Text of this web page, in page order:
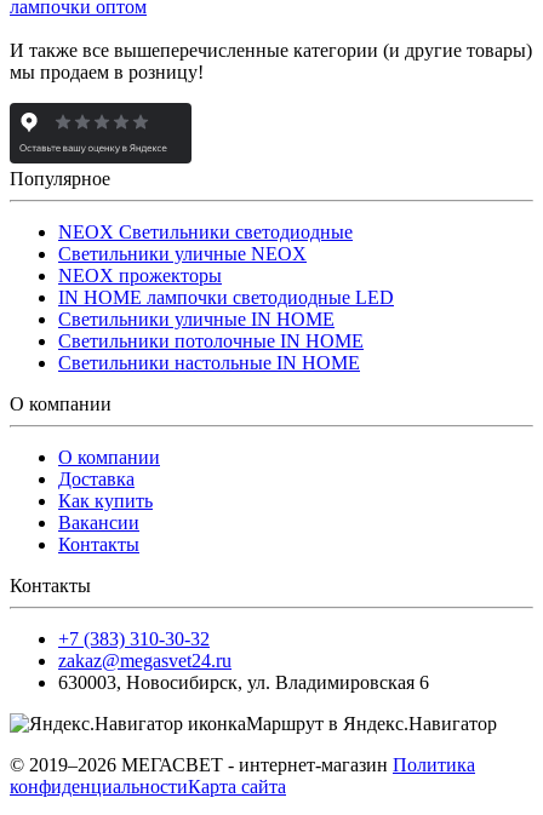
лампочки оптом
И также все вышеперечисленные категории (и другие товары)
мы продаем в розницу!
Популярное
NEOX Светильники светодиодные
Светильники уличные NEOX
NEOX прожекторы
IN HOME лампочки светодиодные LED
Светильники уличные IN HOME
Светильники потолочные IN HOME
Светильники настольные IN HOME
О компании
О компании
Доставка
Как купить
Вакансии
Контакты
Контакты
+7 (383) 310-30-32
zakaz@megasvet24.ru
630003, Новосибирск, ул. Владимировская 6
Маршрут в Яндекс.Навигатор
© 2019–2026 МЕГАСВЕТ - интернет-магазин Политика
конфиденциальностиКарта сайта